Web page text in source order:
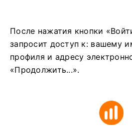
После нажатия кнопки
запросит доступ к: вашему
профиля и адресу
«Продолжить...».